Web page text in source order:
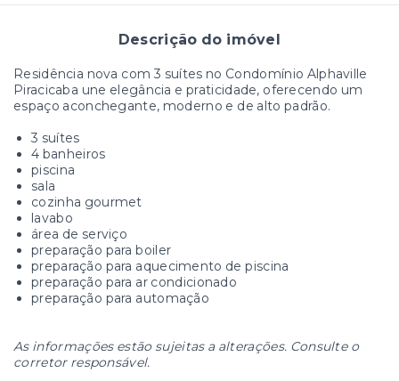
Descrição do imóvel
Residência nova com 3 suítes no Condomínio Alphaville
Piracicaba une elegância e praticidade, oferecendo um
espaço aconchegante, moderno e de alto padrão.
3 suítes
4 banheiros
piscina
sala
cozinha gourmet
lavabo
área de serviço
preparação para boiler
preparação para aquecimento de piscina
preparação para ar condicionado
preparação para automação
As informações estão sujeitas a alterações. Consulte o
corretor responsável.